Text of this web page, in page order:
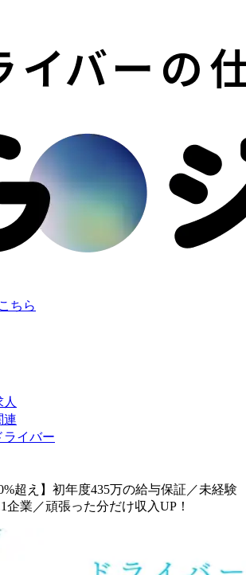
ちら
連
ライバー
超え】初年度435万の給与保証／未経験
業／頑張った分だけ収入UP！